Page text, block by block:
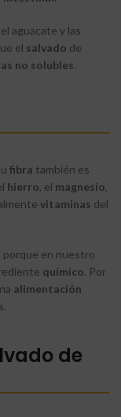
aguacate y las
el salvado de
no solubles.
fibra también es
hierro, el magnesio,
vitaminas del
porque en nuestro
químico. Por
alimentación
de